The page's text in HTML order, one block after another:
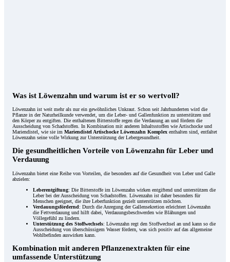
Was ist Löwenzahn und warum ist er so wertvoll?
Löwenzahn ist weit mehr als nur ein gewöhnliches Unkraut. Schon seit Jahrhunderten wird die
Pflanze in der Naturheilkunde verwendet, um die Leber- und Gallenfunktion zu unterstützen und
den Körper zu entgiften. Die enthaltenen Bitterstoffe regen die Verdauung an und fördern die
Ausscheidung von Schadstoffen. In Kombination mit anderen Inhaltsstoffen wie Artischocke und
Mariendistel, wie sie imMariendistel Artischocke Löwenzahn Komplex enthalten sind, entfaltet
Löwenzahn seine volle Wirkung zur Unterstützung der Lebergesundheit.
Die gesundheitlichen Vorteile von Löwenzahn für Leber und
Verdauung
Löwenzahn bietet eine Reihe von Vorteilen, die besonders auf die Gesundheit von Leber und Galle
abzielen:
Leberentgiftung: Die Bitterstoffe im Löwenzahn wirken entgiftend und unterstützen die
Leber bei der Ausscheidung von Schadstoffen. Löwenzahn ist daher besonders für
Menschen geeignet, die ihre Leberfunktion gezielt unterstützen möchten.
Verdauungsfördernd: Durch die Anregung der Gallensekretion erleichtert Löwenzahn
die Fettverdauung und hilft dabei, Verdauungsbeschwerden wie Blähungen und
Völlegefühl zu lindern.
Unterstützung des Stoffwechsels: Löwenzahn regt den Stoffwechsel an und kann so die
Ausscheidung von überschüssigem Wasser fördern, was sich positiv auf das allgemeine
Wohlbefinden auswirken kann.
Kombination mit anderen Pflanzenextrakten für eine
umfassende Unterstützung